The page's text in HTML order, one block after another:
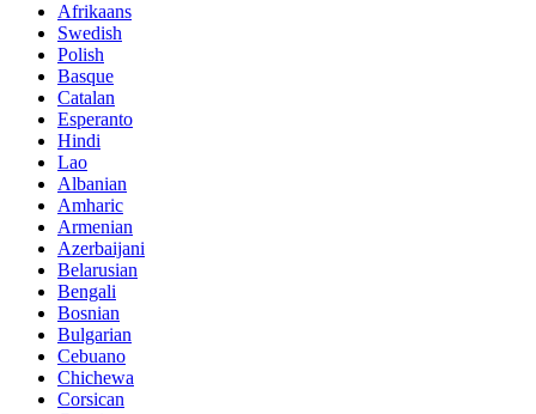
Afrikaans
Swedish
Polish
Basque
Catalan
Esperanto
Hindi
Lao
Albanian
Amharic
Armenian
Azerbaijani
Belarusian
Bengali
Bosnian
Bulgarian
Cebuano
Chichewa
Corsican